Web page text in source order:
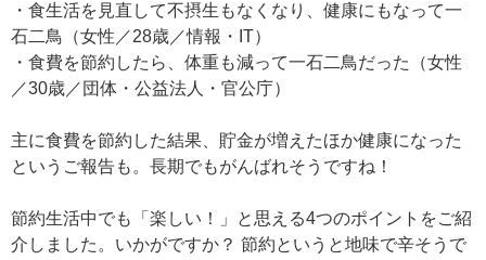
・食生活を見直して不摂生もなくなり、健康にもなって一
石二鳥（女性／28歳／情報・IT）
・食費を節約したら、体重も減って一石二鳥だった（女性
／30歳／団体・公益法人・官公庁）
主に食費を節約した結果、貯金が増えたほか健康になった
というご報告も。長期でもがんばれそうですね！
節約生活中でも「楽しい！」と思える4つのポイントをご紹
介しました。いかがですか？ 節約というと地味で辛そうで